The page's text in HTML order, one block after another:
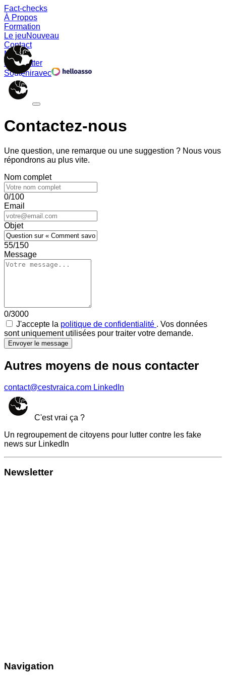
Fact-checks
À Propos
Formation
Le jeuNouveau
Contact
Memes
Newsletter
Souteniravec
Contactez-nous
Une question, une remarque ou une suggestion ? Nous vous
répondrons au plus vite.
Nom complet
0/100
Email
Objet
55/150
Message
0/3000
J'accepte la politique de confidentialité . Vos données
sont uniquement utilisées pour traiter votre demande.
Envoyer le message
Autres moyens de nous contacter
contact@cestvraica.com LinkedIn
C'est vrai ça ?
Un regroupement de citoyens pour lutter contre les fake
news sur LinkedIn
Newsletter
Navigation